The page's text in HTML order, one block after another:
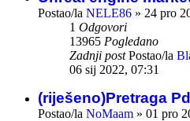
Postao/la NELE86 » 24 pro
1 Odgovori
13965 Pogledano
Zadnji postPostao/la
06 sij 2022, 07:31
(riješeno)Pretraga
Postao/la NoMaam » 01 pro